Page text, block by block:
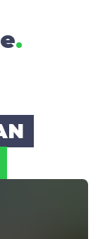
.